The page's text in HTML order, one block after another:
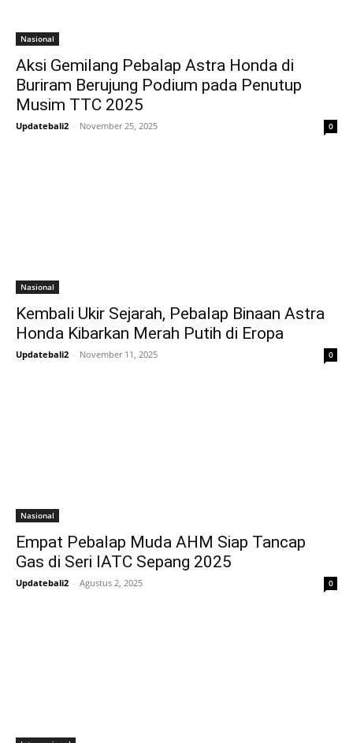
Nasional
Aksi Gemilang Pebalap Astra Honda di
Buriram Berujung Podium pada Penutup
Musim TTC 2025
Updatebali2 - November 25, 2025 0
Nasional
Kembali Ukir Sejarah, Pebalap Binaan Astra
Honda Kibarkan Merah Putih di Eropa
Updatebali2 - November 11, 2025 0
Nasional
Empat Pebalap Muda AHM Siap Tancap
Gas di Seri IATC Sepang 2025
Updatebali2 - Agustus 2, 2025 0